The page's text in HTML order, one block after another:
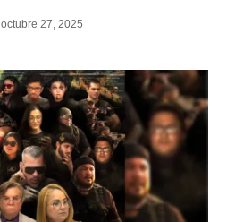
octubre 27, 2025